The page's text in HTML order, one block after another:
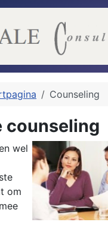
Counseling
counseling
wel
om